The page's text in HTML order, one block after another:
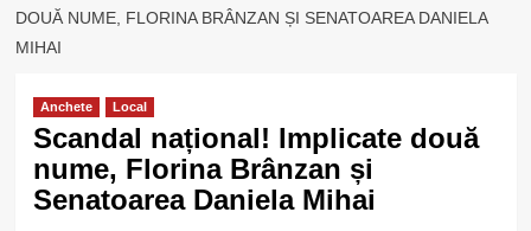
DOUĂ NUME, FLORINA BRÂNZAN ȘI SENATOAREA DANIELA
MIHAI
Anchete Local
Scandal național! Implicate două
nume, Florina Brânzan și
Senatoarea Daniela Mihai